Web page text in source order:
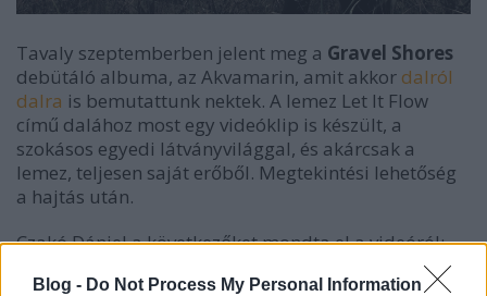
Blog - Do Not Process My Personal Information
Tavaly szeptemberben jelent meg a Gravel Shores
debütáló albuma, az Akvamarin, amit akkor dalról
dalra is bemutattunk nektek. A lemez Let It Flow
című dalához most egy videóklip is készült, a
szokásos egyedi látványvilággal, és akárcsak a
lemez, teljesen saját erőből. Megtekintési lehetőség
a hajtás után.
Czakó Dániel a következőket mondta el a videóról: